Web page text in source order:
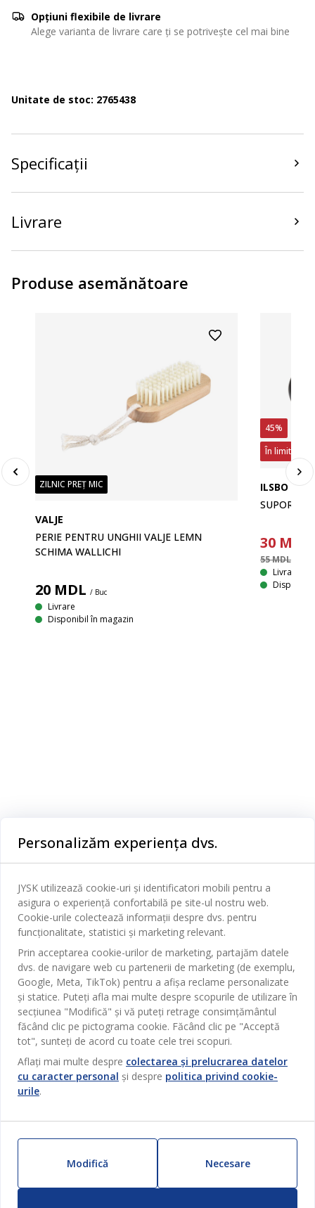
Opțiuni flexibile de livrare
Alege varianta de livrare care ți se potrivește cel mai bine
Unitate de stoc: 2765438
Specificații
Livrare
Produse asemănătoare
ZILNIC PREȚ MIC
VALJE
PERIE PENTRU UNGHII VALJE LEMN
SCHIMA WALLICHI
20MDL / Buc
Livrare
Disponibil în magazin
45%
În limita
ILSBO
SUPORT
30MDL
55 MDL
Livrare
Disponibil
Categorii
Dormitor
Baie
Birou
Sufragerie
Bucătărie
Depozitare
Perdele
Grădină
Pentru casă
Serviciul clienți
Contact Relații Clienți
Magazine și program
Broșură
Termeni si conditii vânzări online
Garantia prețului
Garanția Produselor
Politica de confidentialitate
Card cadou
Beneficii pentru clienți
JYSK
Despre JYSK
JYSK.com
Presă
Locuri de muncă
Newsletter
Inspirație
Link-uri utile
Sustenabilitate
SEDIU CENTRAL
TAROL-DD S.R.L. str. Jubiliara, 41A mun. Chișinău, Republica
Moldova
JYSK BUSINESS TO BUSINESS
Vânzări și relații clienți persoane juridice
Telefon: 060 531 531
E-mail: jysk@jysk.md
JYSK RELAȚII CLIENȚI
Contact Relații Clienți
Telefon: 022 022 030
Urmărește Jysk
Personalizăm experiența dvs.
JYSK utilizează cookie-uri și identificatori mobili pentru a
asigura o experiență confortabilă pe site-ul nostru web.
Cookie-urile colectează informații despre dvs. pentru
funcționalitate, statistici și marketing relevant.
Prin acceptarea cookie-urilor de marketing, partajăm datele
dvs. de navigare web cu partenerii de marketing (de exemplu,
Google, Meta, TikTok) pentru a afișa reclame personalizate
și statice. Puteți afla mai multe despre scopurile de utilizare în
secțiunea "Modifică" și vă puteți retrage consimțământul
făcând clic pe pictograma cookie. Făcând clic pe "Acceptă
tot", sunteți de acord cu toate cele trei scopuri.
Aflați mai multe despre colectarea și prelucrarea datelor
cu caracter personal și despre politica privind cookie-
urile.
Modifică Necesare